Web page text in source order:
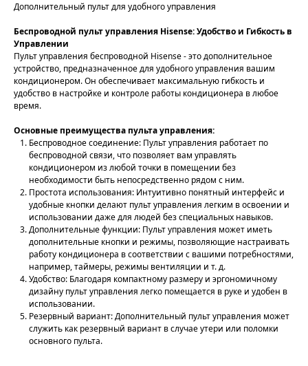
Дополнительный пульт для удобного управления
Беспроводной пульт управления Hisense: Удобство и Гибкость в
Управлении
Пульт управления беспроводной Hisense - это дополнительное
устройство, предназначенное для удобного управления вашим
кондиционером. Он обеспечивает максимальную гибкость и
удобство в настройке и контроле работы кондиционера в любое
время.
Основные преимущества пульта управления:
Беспроводное соединение: Пульт управления работает по
беспроводной связи, что позволяет вам управлять
кондиционером из любой точки в помещении без
необходимости быть непосредственно рядом с ним.
Простота использования: Интуитивно понятный интерфейс и
удобные кнопки делают пульт управления легким в освоении и
использовании даже для людей без специальных навыков.
Дополнительные функции: Пульт управления может иметь
дополнительные кнопки и режимы, позволяющие настраивать
работу кондиционера в соответствии с вашими потребностями,
например, таймеры, режимы вентиляции и т. д.
Удобство: Благодаря компактному размеру и эргономичному
дизайну пульт управления легко помещается в руке и удобен в
использовании.
Резервный вариант: Дополнительный пульт управления может
служить как резервный вариант в случае утери или поломки
основного пульта.